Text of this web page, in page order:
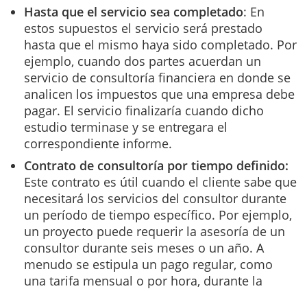
Hasta que el servicio sea completado: En
estos supuestos el servicio será prestado
hasta que el mismo haya sido completado. Por
ejemplo, cuando dos partes acuerdan un
servicio de consultoría financiera en donde se
analicen los impuestos que una empresa debe
pagar. El servicio finalizaría cuando dicho
estudio terminase y se entregara el
correspondiente informe.
Contrato de consultoría por tiempo definido:
Este contrato es útil cuando el cliente sabe que
necesitará los servicios del consultor durante
un período de tiempo específico. Por ejemplo,
un proyecto puede requerir la asesoría de un
consultor durante seis meses o un año. A
menudo se estipula un pago regular, como
una tarifa mensual o por hora, durante la